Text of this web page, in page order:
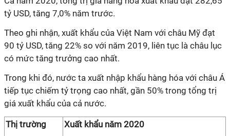
tỷ USD, tăng 7,0% năm trước.
Theo ghi nhận, xuất khẩu của Việt Nam với châu Mỹ đạt
90 tỷ USD, tăng 22% so với năm 2019, liên tục là châu lục
có mức tăng trưởng cao nhất.
Trong khi đó, nước ta xuất nhập khẩu hàng hóa với châu Á
tiếp tục chiếm tỷ trọng cao nhất, gần 50% trong tổng trị
giá xuất khẩu của cả nước.
Thị trường Xuất khẩu năm 2020